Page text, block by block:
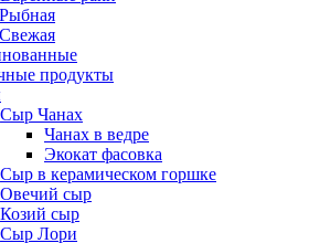
продукты
Сыр Чанах
Чанах в ведре
Экокат фасовка
Сыр в керамическом горшке
Овечий сыр
Козий сыр
Сыр Лори